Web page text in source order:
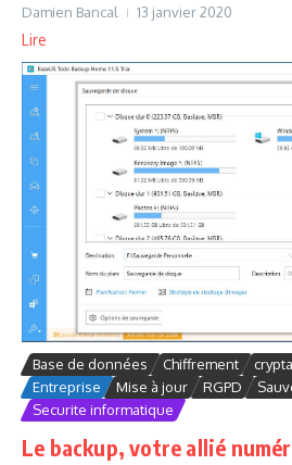
Damien Bancal 13 janvier 2020
Lire
Base de données Chiffrement
Entreprise
Mise à jour RGPD
Securite informatique
Le backup, votre allié